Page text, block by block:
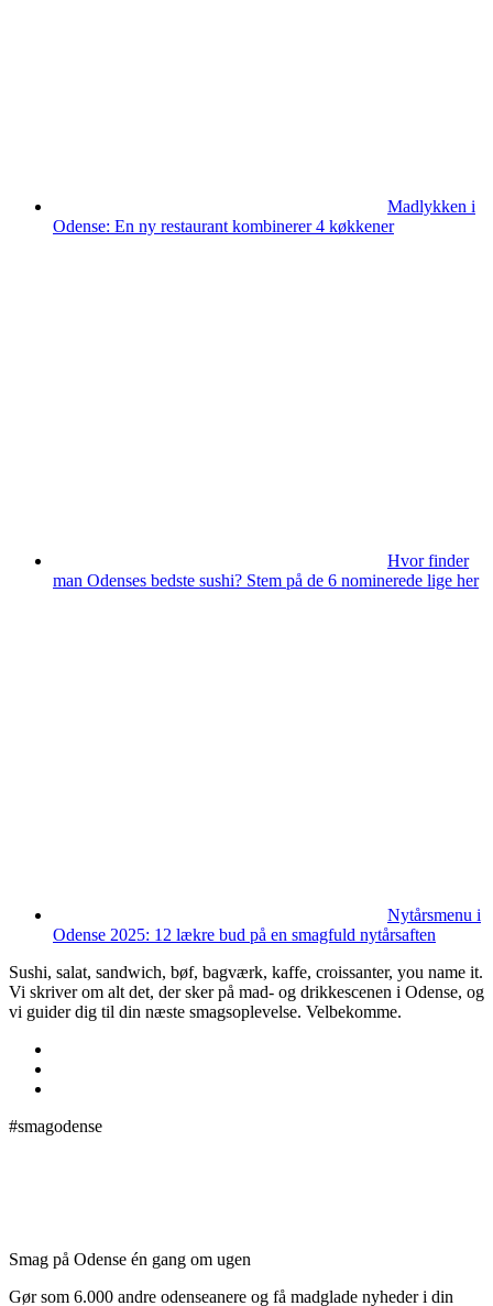
Madlykken i
Odense: En ny restaurant kombinerer 4 køkkener
Hvor finder
man Odenses bedste sushi? Stem på de 6 nominerede lige her
Nytårsmenu i
Odense 2025: 12 lækre bud på en smagfuld nytårsaften
Sushi, salat, sandwich, bøf, bagværk, kaffe, croissanter, you name it.
Vi skriver om alt det, der sker på mad- og drikkescenen i Odense, og
vi guider dig til din næste smagsoplevelse. Velbekomme.
#smagodense
Smag på Odense én gang om ugen
Gør som 6.000 andre odenseanere og få madglade nyheder i din